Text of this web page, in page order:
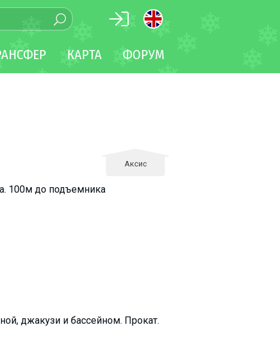
КАРТА ФОРУМ
Аксис
100м до подъемника
джакузи и бассейном. Прокат.